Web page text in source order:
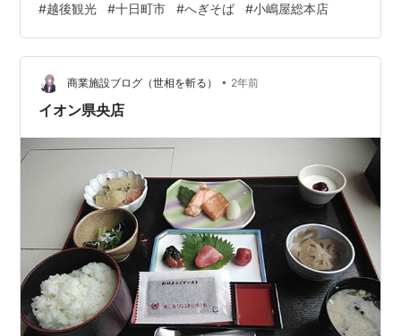
ら美味しそうです。 へぎそばとは、布海苔という海藻を
つなぎに使用し、へぎといわれる器に盛り付けた切り蕎
麦のことをいいます。布海苔をつなぎに使用しているた
め、非常にツルツルとしたのど越しが楽しめる蕎麦とな
っています。そんな珍しい蕎麦を食べて帰る事にしまし
#越後観光 #十日町市 #へぎそば #小嶋屋総本店
商業施設ブログ（世相を斬る） • 2年前
イオン県央店